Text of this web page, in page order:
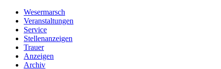
Wesermarsch
Veranstaltungen
Service
Stellenanzeigen
Trauer
Anzeigen
Archiv